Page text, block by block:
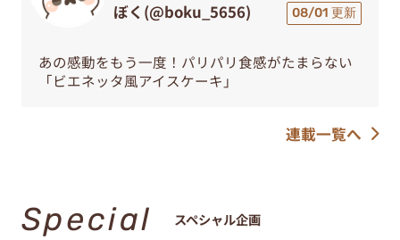
ぼく(@boku_5656) 08/01 更新
あの感動をもう一度！パリパリ食感がたまらない
「ビエネッタ風アイスケーキ」
連載一覧へ
Special スペシャル企画